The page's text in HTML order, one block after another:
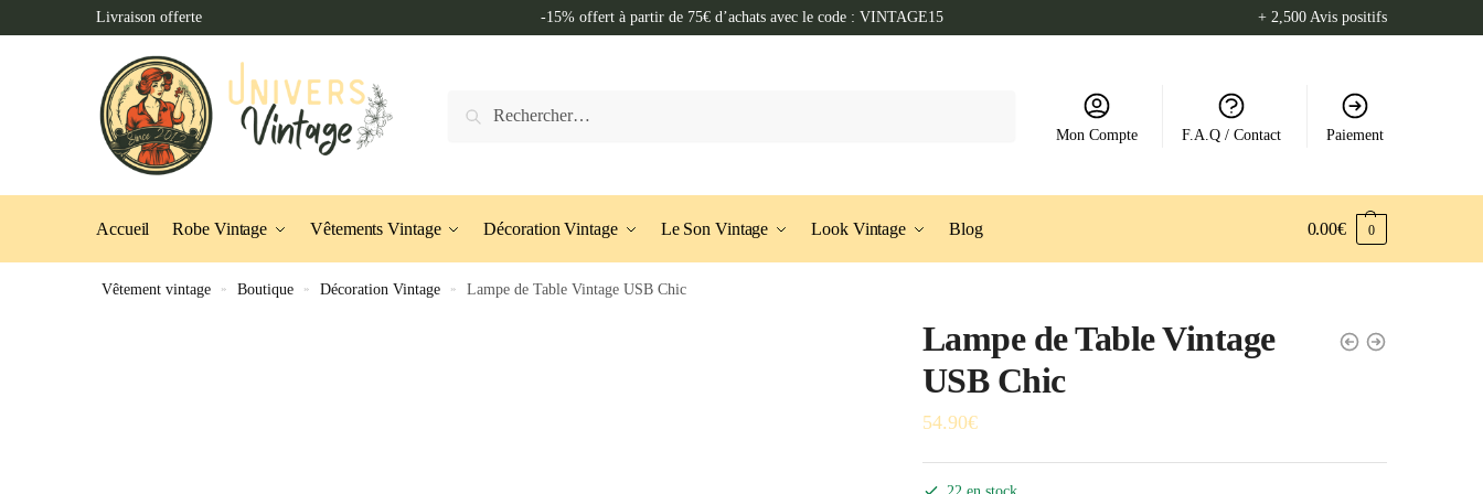
to
to
Livraison offerte -15% offert à partir de 75€ d’achats avec le code : VINTAGE15 + 2,500 Avis positifs
Mon Compte F.A.Q / Contact Paiement
Accueil Robe Vintage Vêtements Vintage Décoration Vintage Le Son Vintage Look Vintage Blog 0.00€ 0
Vêtement vintage » Boutique » Décoration Vintage » Lampe de Table Vintage USB Chic
Lampe de Table Vintage
USB Chic
54.90€